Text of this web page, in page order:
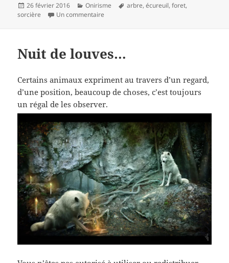
Publié
le
26 février 2016 Catégories
Onirisme
Mots-
arbre,écureuil,foret,
sorcière
Un commentaire
Nuit de louves…
Certains animaux expriment au travers d’un regard,
d’une position, beaucoup de choses, c’est toujours
un régal de les observer.